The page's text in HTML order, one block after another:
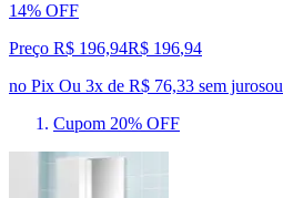
14% OFF
Preço R$ 196,94R$ 196,94
no Pix Ou 3x de R$ 76,33 sem jurosou
Cupom 20% OFF